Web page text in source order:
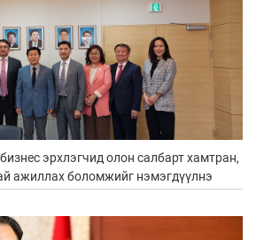
эрхлэгчид олон салбарт хамтран,
ажиллах боломжийг нэмэгдүүлнэ